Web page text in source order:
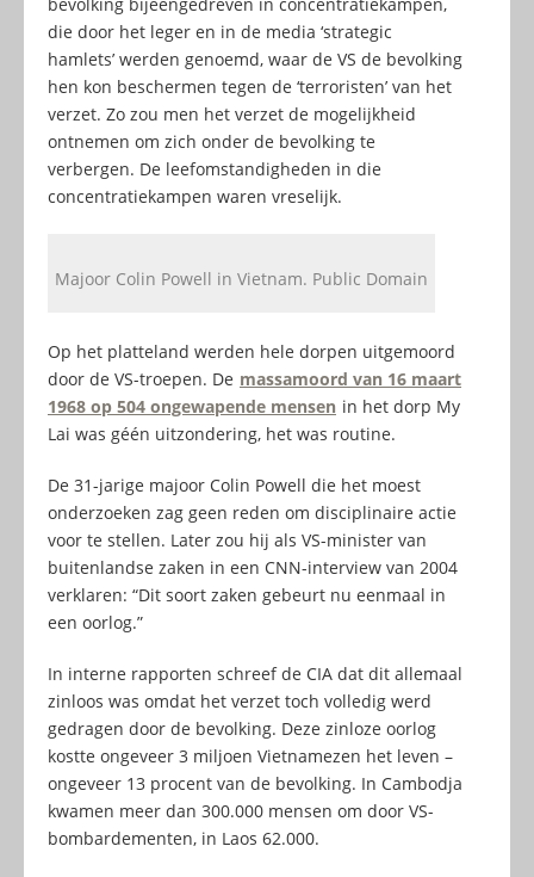
die door het leger en in de media ‘strategic
hamlets’ werden genoemd, waar de VS de bevolking
hen kon beschermen tegen de ‘terroristen’ van het
verzet. Zo zou men het verzet de mogelijkheid
ontnemen om zich onder de bevolking te
verbergen. De leefomstandigheden in die
concentratiekampen waren vreselijk.
Majoor Colin Powell in Vietnam. Public Domain
Op het platteland werden hele dorpen uitgemoord
door de VS-troepen. De massamoord van 16 maart
1968 op 504 ongewapende mensen in het dorp My
Lai was géén uitzondering, het was routine.
De 31-jarige majoor Colin Powell die het moest
onderzoeken zag geen reden om disciplinaire actie
voor te stellen. Later zou hij als VS-minister van
buitenlandse zaken in een CNN-interview van 2004
verklaren: “Dit soort zaken gebeurt nu eenmaal in
een oorlog.”
In interne rapporten schreef de CIA dat dit allemaal
zinloos was omdat het verzet toch volledig werd
gedragen door de bevolking. Deze zinloze oorlog
kostte ongeveer 3 miljoen Vietnamezen het leven –
ongeveer 13 procent van de bevolking. In Cambodja
kwamen meer dan 300.000 mensen om door VS-
bombardementen, in Laos 62.000.